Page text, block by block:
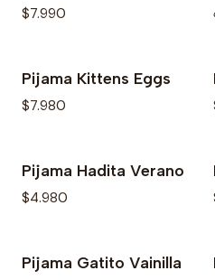
$7.990
Pijama Kittens Eggs
$7.980
Pijama Hadita Verano
$4.980
Pijama Gatito Vainilla